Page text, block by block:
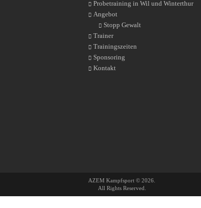
Probetraining in Wil und Winterthur
Angebot
Stopp Gewalt
Trainer
Trainingszeiten
Sponsoring
Kontakt
AZEM Kampfsport © 2026.
All Rights Reserved.